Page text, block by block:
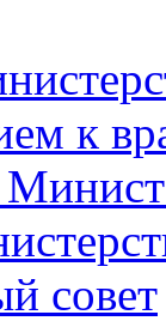
к
совет